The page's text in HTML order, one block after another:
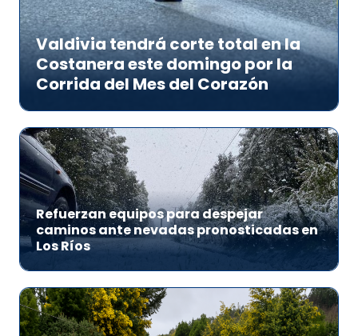
Valdivia tendrá corte total en la
Costanera este domingo por la
Corrida del Mes del Corazón
Refuerzan equipos para despejar
caminos ante nevadas pronosticadas en
Los Ríos